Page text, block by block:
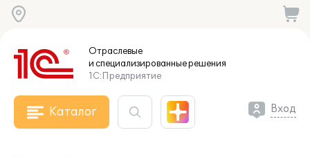
Отраслевые
и специализированныерешения
1С:Предприятие
Каталог Вход